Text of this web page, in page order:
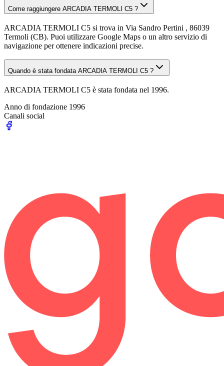
Come raggiungere ARCADIA TERMOLI C5 ?
ARCADIA TERMOLI C5 si trova in Via Sandro Pertini , 86039
Termoli (CB). Puoi utilizzare Google Maps o un altro servizio di
navigazione per ottenere indicazioni precise.
Quando è stata fondata ARCADIA TERMOLI C5 ?
ARCADIA TERMOLI C5 è stata fondata nel 1996.
Anno di fondazione 1996
Canali social